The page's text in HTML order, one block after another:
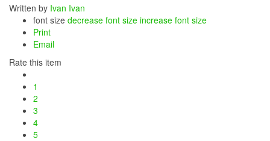
Written by Ivan Ivan
font size decrease font size increase font size
Print
Email
Rate this item
1
2
3
4
5